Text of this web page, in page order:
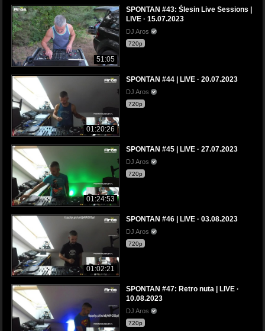
51:05
SPONTAN #43: Ślesin Live Sessions |
LIVE · 15.07.2023
DJ Aros
720p
01:20:26
SPONTAN #44 | LIVE · 20.07.2023
DJ Aros
720p
01:24:53
SPONTAN #45 | LIVE · 27.07.2023
DJ Aros
720p
01:02:21
SPONTAN #46 | LIVE · 03.08.2023
DJ Aros
720p
SPONTAN #47: Retro nuta | LIVE ·
10.08.2023
DJ Aros
720p